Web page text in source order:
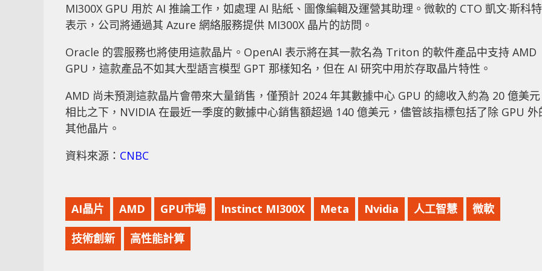
MI300X GPU 用於 AI 推論工作，如處理 AI 貼紙、圖像編輯及運營其助理。微軟的 CTO 凱文·斯科特
表示，公司將通過其 Azure 網絡服務提供 MI300X 晶片的訪問。
Oracle 的雲服務也將使用這款晶片。OpenAI 表示將在其一款名為 Triton 的軟件產品中支持 AMD
GPU，這款產品不如其大型語言模型 GPT 那樣知名，但在 AI 研究中用於存取晶片特性。
AMD 尚未預測這款晶片會帶來大量銷售，僅預計 2024 年其數據中心 GPU 的總收入約為 20 億美
相比之下，NVIDIA 在最近一季度的數據中心銷售額超過 140 億美元，儘管該指標包括了除 GPU 外
其他晶片。
資料來源： CNBC
AI晶片 AMD GPU市場 Instinct MI300X Meta Nvidia 人工智慧 微軟
技術創新 高性能計算